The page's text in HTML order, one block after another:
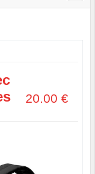
20.00 €